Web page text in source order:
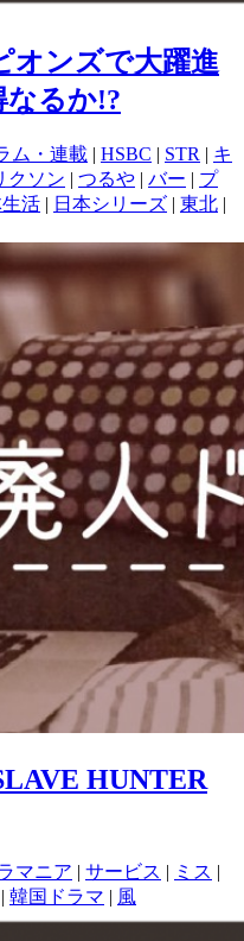
オンズで大躍進
なるか!?
ム・連載 | HSBC | STR | キ
クソン | つるや | バー | プ
活 | 日本シリーズ | 東北 |
HUNTER
マニア | サービス | ミス |
| 韓国ドラマ | 風